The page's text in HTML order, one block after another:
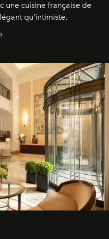
une cuisine française de
qu'intimiste.